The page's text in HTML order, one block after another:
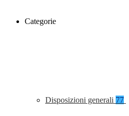
Categorie
Disposizioni generali 77